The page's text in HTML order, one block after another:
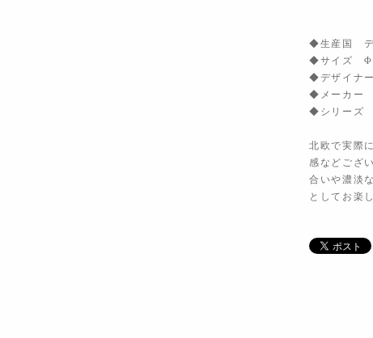
◆生産国 デ
◆サイズ
◆デザイナ
◆メーカー
◆シリーズ
北欧で実際
感などござ
合いや濃淡
としてお楽